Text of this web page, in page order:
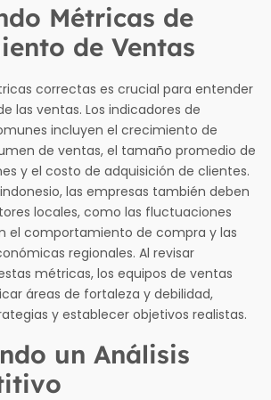
Métricas de
de Ventas
correctas es crucial para entender
las ventas. Los indicadores de
incluyen el crecimiento de
de ventas, el tamaño promedio de
y el costo de adquisición de clientes.
las empresas también deben
locales, como las fluctuaciones
el comportamiento de compra y las
regionales. Al revisar
métricas, los equipos de ventas
áreas de fortaleza y debilidad,
y establecer objetivos realistas.
un Análisis